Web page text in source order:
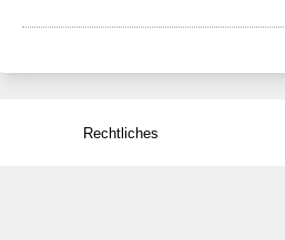
Rechtliches